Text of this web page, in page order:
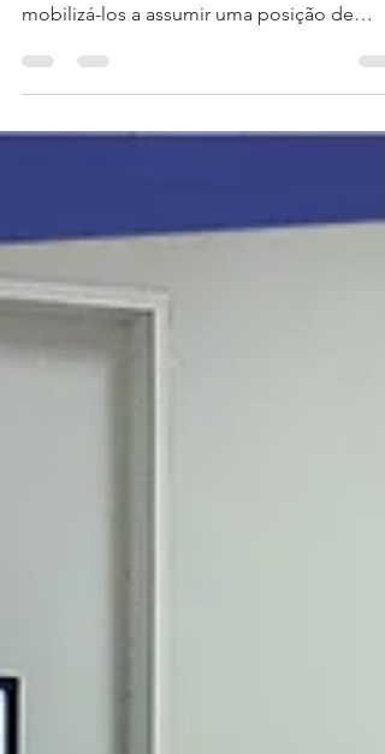
Com o objetivo de divulgar o Pacto
mobilizá-los a assumir uma posição de
protagonismo, nos dias 26...